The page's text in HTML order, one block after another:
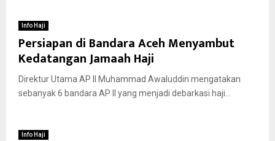
Info Haji
Persiapan di Bandara Aceh Menyambut
Kedatangan Jamaah Haji
Direktur Utama AP II Muhammad Awaluddin mengatakan
sebanyak 6 bandara AP II yang menjadi debarkasi haji...
Info Haji